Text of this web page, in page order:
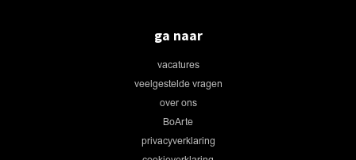
ga naar
vacatures
veelgestelde vragen
over ons
BoArte
privacyverklaring